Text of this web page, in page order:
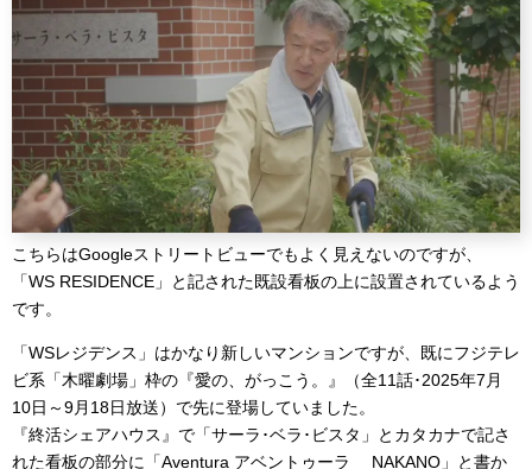
こちらはGoogleストリートビューでもよく見えないのですが、
「WS RESIDENCE」と記された既設看板の上に設置されているよう
です。
「WSレジデンス」はかなり新しいマンションですが、既にフジテレ
ビ系「木曜劇場」枠の『愛の、がっこう。』（全11話･2025年7月
10日～9月18日放送）で先に登場していました。
『終活シェアハウス』で「サーラ･ベラ･ビスタ」とカタカナで記さ
れた看板の部分に「Aventura アベントゥーラ NAKANO」と書か